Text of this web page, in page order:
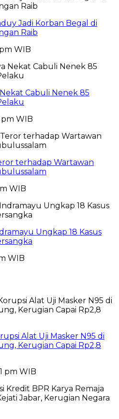
Jadi Korban Begal di
Raib
WIB
Cabuli Nenek 85
WIB
terhadap Wartawan
WIB
Ungkap 18 Kasus
WIB
Alat Uji Masker N95 di
Kerugian Capai Rp2,8
pm WIB